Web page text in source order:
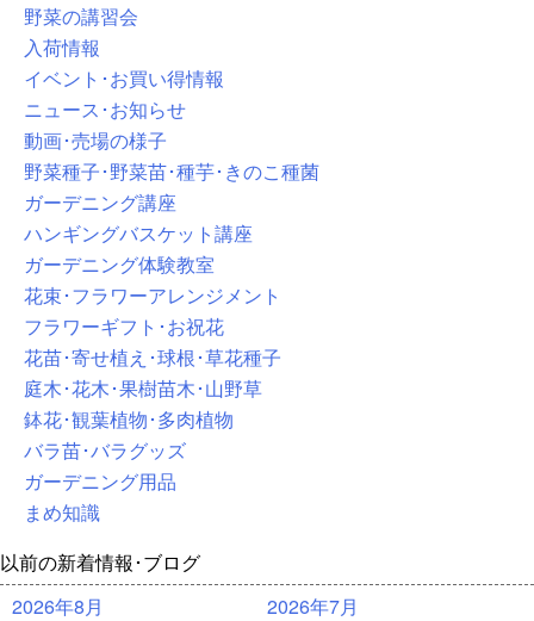
野菜の講習会
入荷情報
イベント･お買い得情報
ニュース･お知らせ
動画･売場の様子
野菜種子･野菜苗･種芋･きのこ種菌
ガーデニング講座
ハンギングバスケット講座
ガーデニング体験教室
花束･フラワーアレンジメント
フラワーギフト･お祝花
花苗･寄せ植え･球根･草花種子
庭木･花木･果樹苗木･山野草
鉢花･観葉植物･多肉植物
バラ苗･バラグッズ
ガーデニング用品
まめ知識
以前の新着情報･ブログ
2026年8月
2026年7月